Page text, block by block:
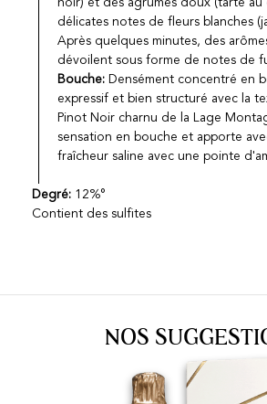
Changer de langueEnglish - Deutsch
noir) et des agrumes doux (tarte au
délicates notes de fleurs blanches
Après quelques minutes, des
dévoilent sous forme de notes de
Bouche:Densément concentré en
expressif et bien structuré avec la
Pinot Noir charnu de la Lage
sensation en bouche et apporte
fraîcheur saline avec une pointe
Degré: 12%°
Contient des sulfites
NOS